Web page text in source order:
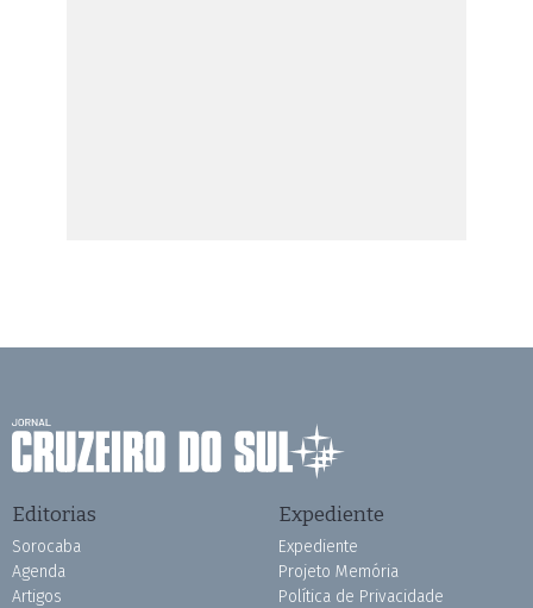
Editorias
Sorocaba
Agenda
Artigos
Expediente
Expediente
Projeto Memória
Política de Privacidade